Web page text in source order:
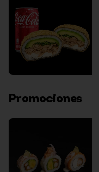
Promociones